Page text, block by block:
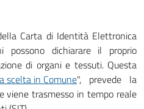
Carta di Identità Elettronica
possono dichiarare il proprio
di organi e tessuti. Questa
scelta in Comune", prevede la
viene trasmesso in tempo reale